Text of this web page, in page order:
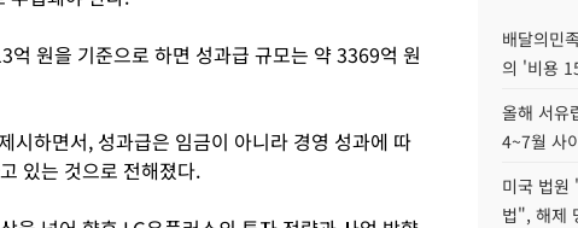
원을 기준으로 하면 성과급 규모는 약 3369억 원
시하면서, 성과급은 임금이 아니라 경영 성과에 따
있는 것으로 전해졌다.
배달의민
의 '비용
올해 서유
4~7월 사
미국 법원
법", 해제